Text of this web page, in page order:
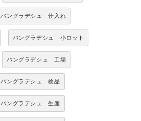
バングラデシュ 仕入れ
バングラデシュ 小ロット
バングラデシュ 工場
バングラデシュ 検品
バングラデシュ 生産